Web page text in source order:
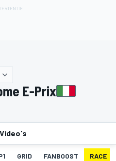
E-Prix
Video's
GRID FANBOOST RACE